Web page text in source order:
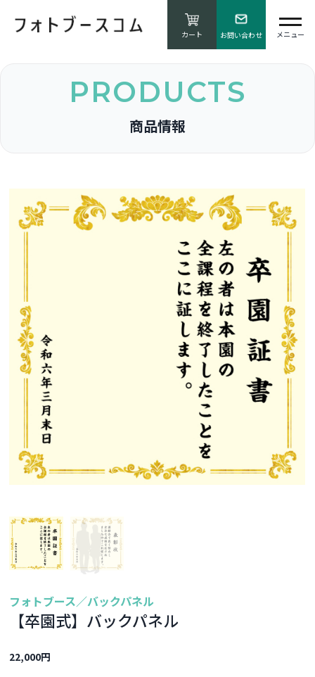
カート お問い合わせ
PRODUCTS
商品情報
フォトブース／バックパネル
【卒園式】バックパネル
22,000円